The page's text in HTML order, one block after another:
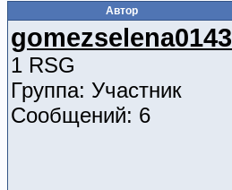
Автор
gomezselena0143
1 RSG
Группа: Участник
Сообщений: 6